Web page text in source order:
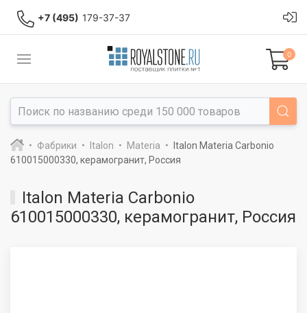
+7 (495) 179-37-37
0
Фабрики Italon Materia
Italon Materia Carbonio
610015000330, керамогранит, Россия
Italon Materia Carbonio
610015000330, керамогранит, Россия